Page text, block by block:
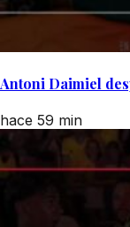
Antoni Daimiel
hace 59 min